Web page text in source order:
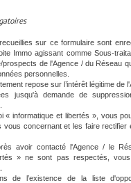
sur ce formulaire sont
Immo agissant comme Sous-
prospects de l'Agence / du Réseau
personnelles.
repose sur l’intérêt légitime de
jusqu'à demande de
« informatique et libertés », vous
vous concernant et les faire rectifier
avoir contacté l'Agence / le
» ne sont pas respectés,
de l’existence de la liste